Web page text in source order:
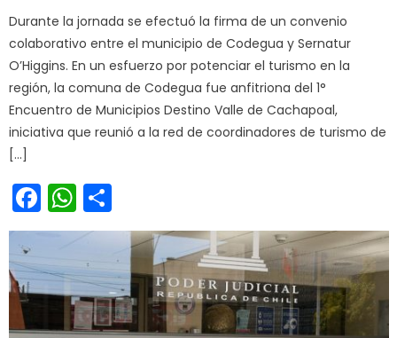
Durante la jornada se efectuó la firma de un convenio
colaborativo entre el municipio de Codegua y Sernatur
O’Higgins. En un esfuerzo por potenciar el turismo en la
región, la comuna de Codegua fue anfitriona del 1°
Encuentro de Municipios Destino Valle de Cachapoal,
iniciativa que reunió a la red de coordinadores de turismo de
[…]
Facebook
WhatsApp